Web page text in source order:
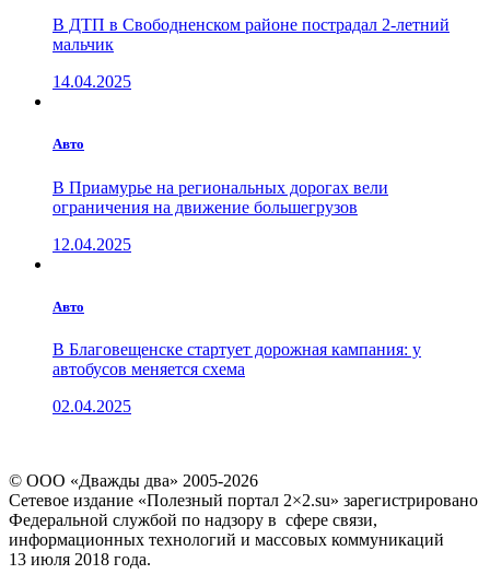
В ДТП в Свободненском районе пострадал 2-летний
мальчик
14.04.2025
Авто
В Приамурье на региональных дорогах вели
ограничения на движение большегрузов
12.04.2025
Авто
В Благовещенске стартует дорожная кампания: у
автобусов меняется схема
02.04.2025
© ООО «Дважды два» 2005-2026
Сетевое издание «Полезный портал 2×2.su» зарегистрировано
Федеральной службой по надзору в сфере связи,
информационных технологий и массовых коммуникаций
13 июля 2018 года.